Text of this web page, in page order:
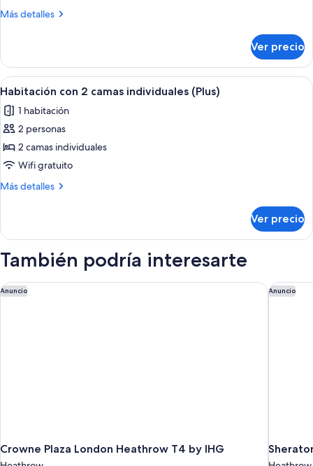
Más detalles
Más
familiar
(Plus)
Ver precio
Abrir
todas
las
fotos
de
Habitación
con
individuales
(Plus)
Habitación de hotel con dos camas,
2
Habitación con 2 camas individuales (Plus)
1 habitación
2 personas
2 camas individuales
Wifi gratuito
Más detalles
Más
con
camas
(Plus)
Ver precio
También podría interesarte
Anuncio
Crowne Plaza London Heathrow T4 by IHG
Crowne Plaza London Heathrow T4 by IHG Anuncio